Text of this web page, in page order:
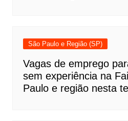
São Paulo e Região (SP)
Vagas de emprego
sem experiência na
Paulo e região nesta